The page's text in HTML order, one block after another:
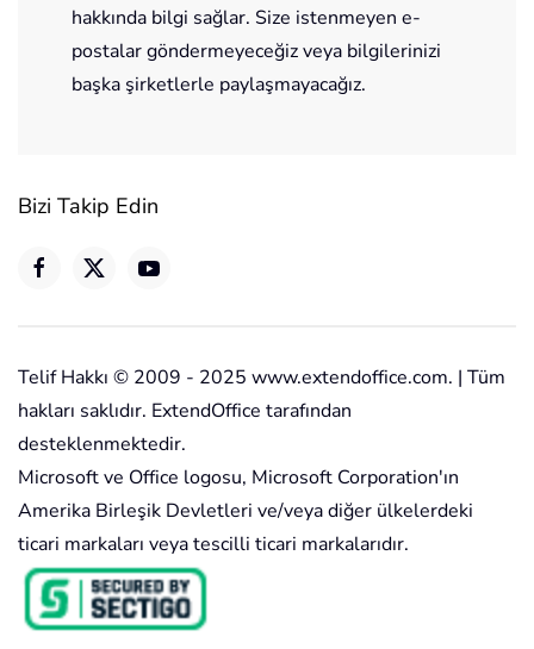
hakkında bilgi sağlar. Size istenmeyen e-
postalar göndermeyeceğiz veya bilgilerinizi
başka şirketlerle paylaşmayacağız.
Bizi Takip Edin
Telif Hakkı © 2009 - 2025 www.extendoffice.com. | Tüm
hakları saklıdır. ExtendOffice tarafından
desteklenmektedir.
Microsoft ve Office logosu, Microsoft Corporation'ın
Amerika Birleşik Devletleri ve/veya diğer ülkelerdeki
ticari markaları veya tescilli ticari markalarıdır.